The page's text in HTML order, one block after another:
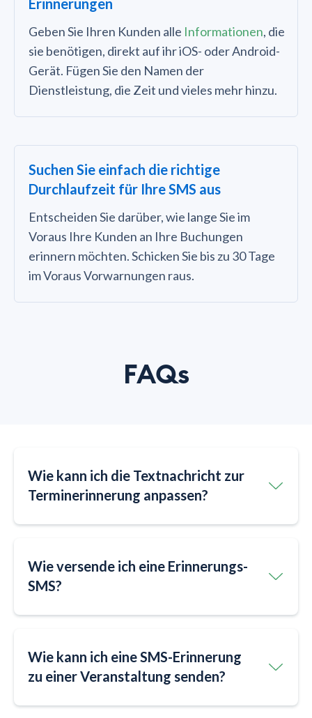
Erinnerungen
Geben Sie Ihren Kunden alle Informationen, die
sie benötigen, direkt auf ihr iOS- oder Android-
Gerät. Fügen Sie den Namen der
Dienstleistung, die Zeit und vieles mehr hinzu.
Suchen Sie einfach die richtige
Durchlaufzeit für Ihre SMS aus
Entscheiden Sie darüber, wie lange Sie im
Voraus Ihre Kunden an Ihre Buchungen
erinnern möchten. Schicken Sie bis zu 30 Tage
im Voraus Vorwarnungen raus.
FAQs
Wie kann ich die Textnachricht zur
Terminerinnerung anpassen?
Wie versende ich eine Erinnerungs-
SMS?
Wie kann ich eine SMS-Erinnerung
zu einer Veranstaltung senden?